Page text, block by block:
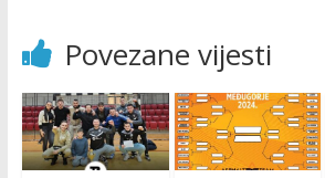
Povezane vijesti